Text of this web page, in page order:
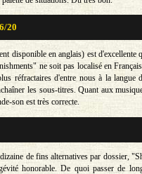
20
disponible en anglais) est d'excellente
ne soit pas localisé en
réfractaires d'entre nous à la langue
les sous-titres. Quant aux
son est très correcte.
de fins alternatives par dossier,
honorable. De quoi passer de